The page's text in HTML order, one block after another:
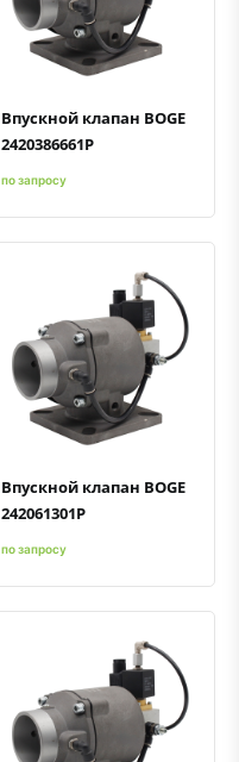
Быстрый просмотрДобавить к сравнению
Добавить в избранное
Впускной клапан BOGE
2420386661P
по запросу
Быстрый просмотрДобавить к сравнению
Добавить в избранное
Впускной клапан BOGE
242061301P
по запросу
Быстрый просмотрДобавить к сравнению
Добавить в избранное